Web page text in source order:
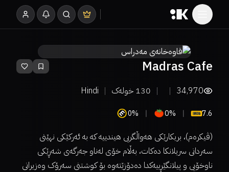
Madras Cafe
34,970
130 خولەک Hindi
7.6
0%
0%
(ڤیکرەم)، بریکارێکی هەواڵگریی هیندییە کە بە ئەرکێکی نهێنی
سەردانی سریلانکا دەکات، بەڵام خۆی لەناو جەرگەی شەڕێکی
ناوخۆیی و پیلانگێڕییەکدا دەدۆزێتەوە بۆ کوشتنی سەرۆک وەزیرانی